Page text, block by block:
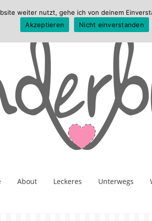
About Leckeres Unterwegs
weiter nutzt, gehe ich von deinem
Akzeptieren
Nicht einverstanden